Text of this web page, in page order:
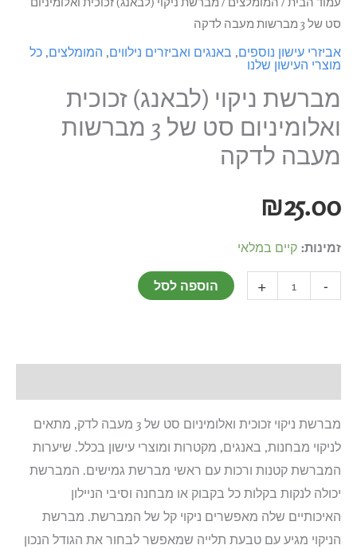
סט של 3 מברשות מעבה לדקה
אביזרי עישון נוספים, באנגים ואביזרים נילווים, המומלצים, כל
מוצרי העישון שלנו
מברשת ניקוי (לבאנג) זכוכית
ואלומיניום סט של 3 מברשות
מעבה לדקה
₪25.00
זמינות: קיים במלאי
-
של
3
מברשות
מעבה
+ הוספה לסל
מברשת ניקוי זכוכית ואלומיניום סט של 3 מעבה לדק, מתאים
לניקוי מבחנות, באנגים, מקטרות ומוצרי עישון בכלל. שיערות
המברשת קטנות ורכות עם ראשי מברשת גמישים. המברשת
יכולה לנקות בקלות כל בקבוק או מבחנה וסיבי הניילון
האיכותיים שלה מאפשרים ניקוי קל של המברשת. מברשת
הניקוי מגיע עם טבעת תלייה שמאפשר לבחור את הגודל הנכון